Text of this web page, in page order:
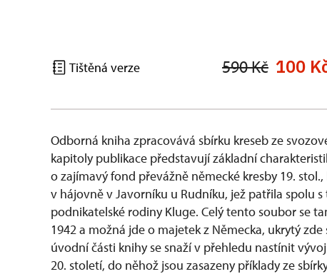
Tištěná verze 590 Kč 100
Odborná kniha zpracovává sbírku kreseb ze
kapitoly publikace představují základní
o zajímavý fond převážně německé kresby 19.
v hájovně v Javorníku u Rudníku, jež patřila spolu
podnikatelské rodiny Kluge. Celý tento soubor se
1942 a možná jde o majetek z Německa, ukrytý
úvodní části knihy se snaží v přehledu nastínit
20. století, do něhož jsou zasazeny příklady ze